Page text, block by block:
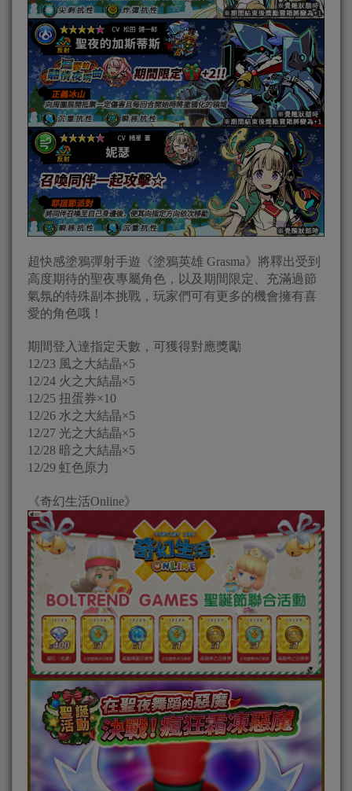
超快感塗鴉彈射手遊《塗鴉英雄 Grasma》將釋出受到
高度期待的聖夜專屬角色，以及期間限定、充滿過節
氣氛的特殊副本挑戰，玩家們可有更多的機會擁有喜
愛的角色哦！
期間登入達指定天數，可獲得對應獎勵
12/23 風之大結晶×5
12/24 火之大結晶×5
12/25 扭蛋券×10
12/26 水之大結晶×5
12/27 光之大結晶×5
12/28 暗之大結晶×5
12/29 虹色原力
《奇幻生活Online》